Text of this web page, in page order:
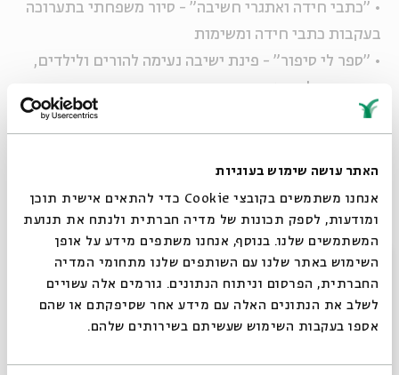
האתר עושה שימוש בעוגיות
אנחנו משתמשים בקובצי Cookie כדי להתאים אישית תוכן
ומודעות, לספק תכונות של מדיה חברתית ולנתח את תנועת
המשתמשים שלנו. בנוסף, אנחנו משתפים מידע על אופן
השימוש באתר שלנו עם השותפים שלנו מתחומי המדיה
החברתית, הפרסום וניתוח הנתונים. גורמים אלה עשויים
לשלב את הנתונים האלה עם מידע אחר שסיפקתם או שהם
אספו בעקבות השימוש שעשיתם בשירותים שלהם.
• "כתבי חידה ואתגרי חשיבה" - סיור משפחתי בתערוכה
בעקבות כתבי חידה ומשימות
• "ספר לי סיפור" - פינת ישיבה נעימה להורים ולילדים,
המוזמנים לקרוא יחד סיפורי סוכות
• אוהל אברהם אבינו - הכנסת אורחים וכיבוד ברוח
• פעילות יצירה בסוכת המִחזור בשיתוף ניידת האמנות
של עיריית ירושלים (בימים א' -ג')
התערוכה פתוחה בכל ימי החג (למעט שמחת תורה)
בימים בהם אין פעילויות בבית, התערוכה פתוחה לצפייה
ולפעילות כתבי חידה בלבד
סגור